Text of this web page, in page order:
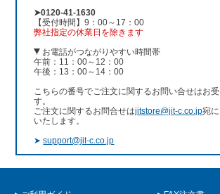
➤0120-41-1630
【受付時間】9：00～17：00
弊社指定の休業日を除きます
お電話がつながりやすい時間帯
午前：11：00～12：00
午後：13：00～14：00
こちらの番号でご注文に関するお問い合せはお
す。
ご注文に関するお問合せはjitstore@jit-c.co.jp宛
いたします。
➤support@jit-c.co.jp